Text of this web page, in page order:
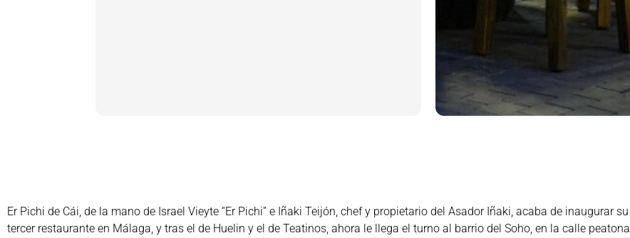
Er Pichi de Cái, de la mano de Israel Vieyte “Er Pichi” e Iñaki Teijón, chef y propietario del Asador Iñaki, acaba de inaugurar su
tercer restaurante en Málaga, y tras el de Huelin y el de Teatinos, ahora le llega el turno al barrio del Soho, en la calle peatonal